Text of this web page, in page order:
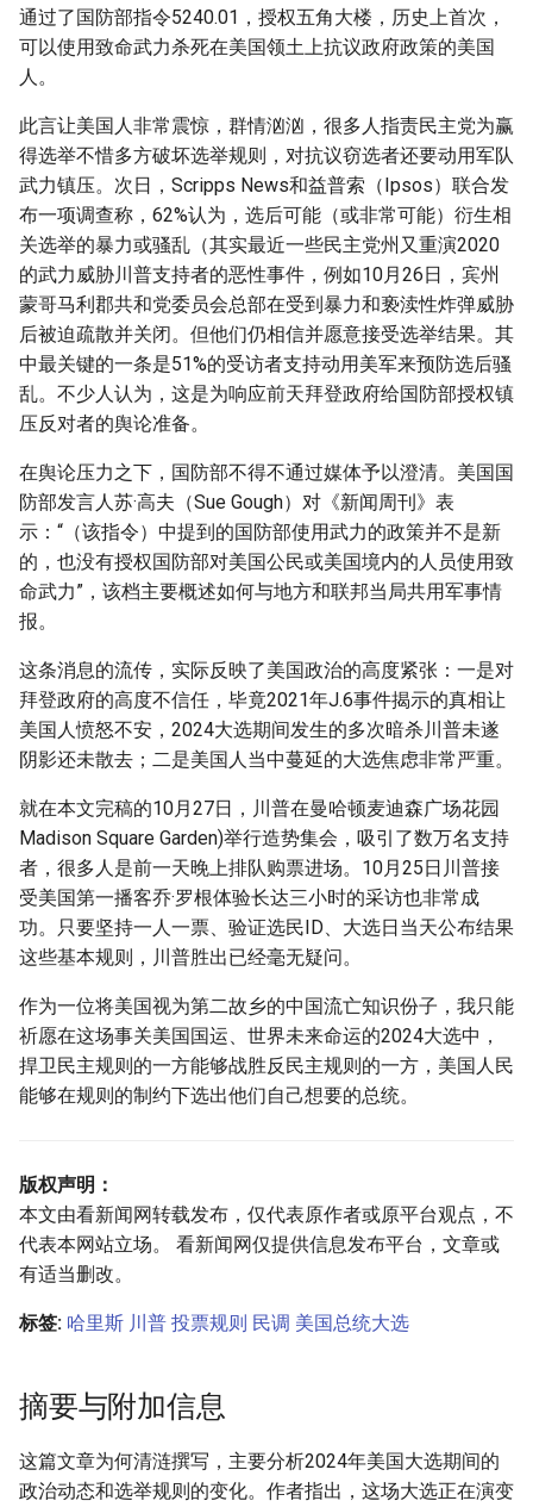
通过了国防部指令5240.01，授权五角大楼，历史上首次，
可以使用致命武力杀死在美国领土上抗议政府政策的美国
人。
此言让美国人非常震惊，群情汹汹，很多人指责民主党为赢
得选举不惜多方破坏选举规则，对抗议窃选者还要动用军队
武力镇压。次日，Scripps News和益普索（Ipsos）联合发
布一项调查称，62%认为，选后可能（或非常可能）衍生相
关选举的暴力或骚乱（其实最近一些民主党州又重演2020
的武力威胁川普支持者的恶性事件，例如10月26日，宾州
蒙哥马利郡共和党委员会总部在受到暴力和亵渎性炸弹威胁
后被迫疏散并关闭。但他们仍相信并愿意接受选举结果。其
中最关键的一条是51%的受访者支持动用美军来预防选后骚
乱。不少人认为，这是为响应前天拜登政府给国防部授权镇
压反对者的舆论准备。
在舆论压力之下，国防部不得不通过媒体予以澄清。美国国
防部发言人苏·高夫（Sue Gough）对《新闻周刊》表
示：“（该指令）中提到的国防部使用武力的政策并不是新
的，也没有授权国防部对美国公民或美国境内的人员使用致
命武力”，该档主要概述如何与地方和联邦当局共用军事情
报。
这条消息的流传，实际反映了美国政治的高度紧张：一是对
拜登政府的高度不信任，毕竟2021年J.6事件揭示的真相让
美国人愤怒不安，2024大选期间发生的多次暗杀川普未遂
阴影还未散去；二是美国人当中蔓延的大选焦虑非常严重。
就在本文完稿的10月27日，川普在曼哈顿麦迪森广场花园
Madison Square Garden)举行造势集会，吸引了数万名支持
者，很多人是前一天晚上排队购票进场。10月25日川普接
受美国第一播客乔·罗根体验长达三小时的采访也非常成
功。只要坚持一人一票、验证选民ID、大选日当天公布结果
这些基本规则，川普胜出已经毫无疑问。
作为一位将美国视为第二故乡的中国流亡知识份子，我只能
祈愿在这场事关美国国运、世界未来命运的2024大选中，
捍卫民主规则的一方能够战胜反民主规则的一方，美国人民
能够在规则的制约下选出他们自己想要的总统。
版权声明：
本文由看新闻网转载发布，仅代表原作者或原平台观点，不
代表本网站立场。 看新闻网仅提供信息发布平台，文章或
有适当删改。
标签: 哈里斯 川普 投票规则 民调 美国总统大选
摘要与附加信息
这篇文章为何清涟撰写，主要分析2024年美国大选期间的
政治动态和选举规则的变化。作者指出，这场大选正在演变